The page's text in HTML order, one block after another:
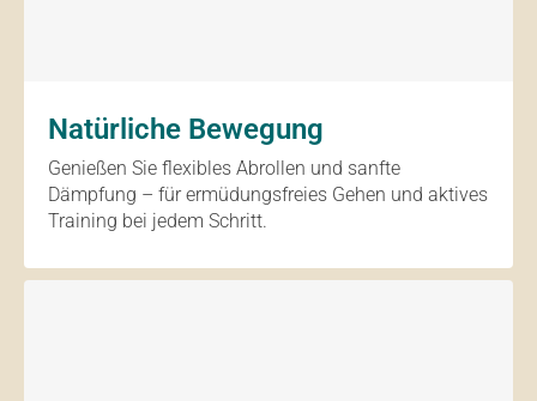
Natürliche Bewegung
Genießen Sie flexibles Abrollen und sanfte
Dämpfung – für ermüdungsfreies Gehen und aktives
Training bei jedem Schritt.